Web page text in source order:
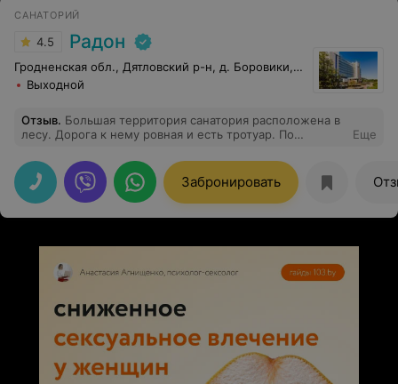
САНАТОРИЙ
4.5 Радон
Гродненская обл., Дятловский р-н, д. Боровики, 10
Выходной
Отзыв. Большая территория санатория расположена в
лесу. Дорога к нему ровная и есть тротуар. По
отдыха и мангалы. В пруду плавают лебеди и утки,
рыбы нет. В лесу собираем грибы, есть лисички.
Много фонтанов и фигурок из кустов. Что касается
самих зданий, но они совершенно новые, помещения
чистые, есть часовня и парковка.
Еще
Забронировать